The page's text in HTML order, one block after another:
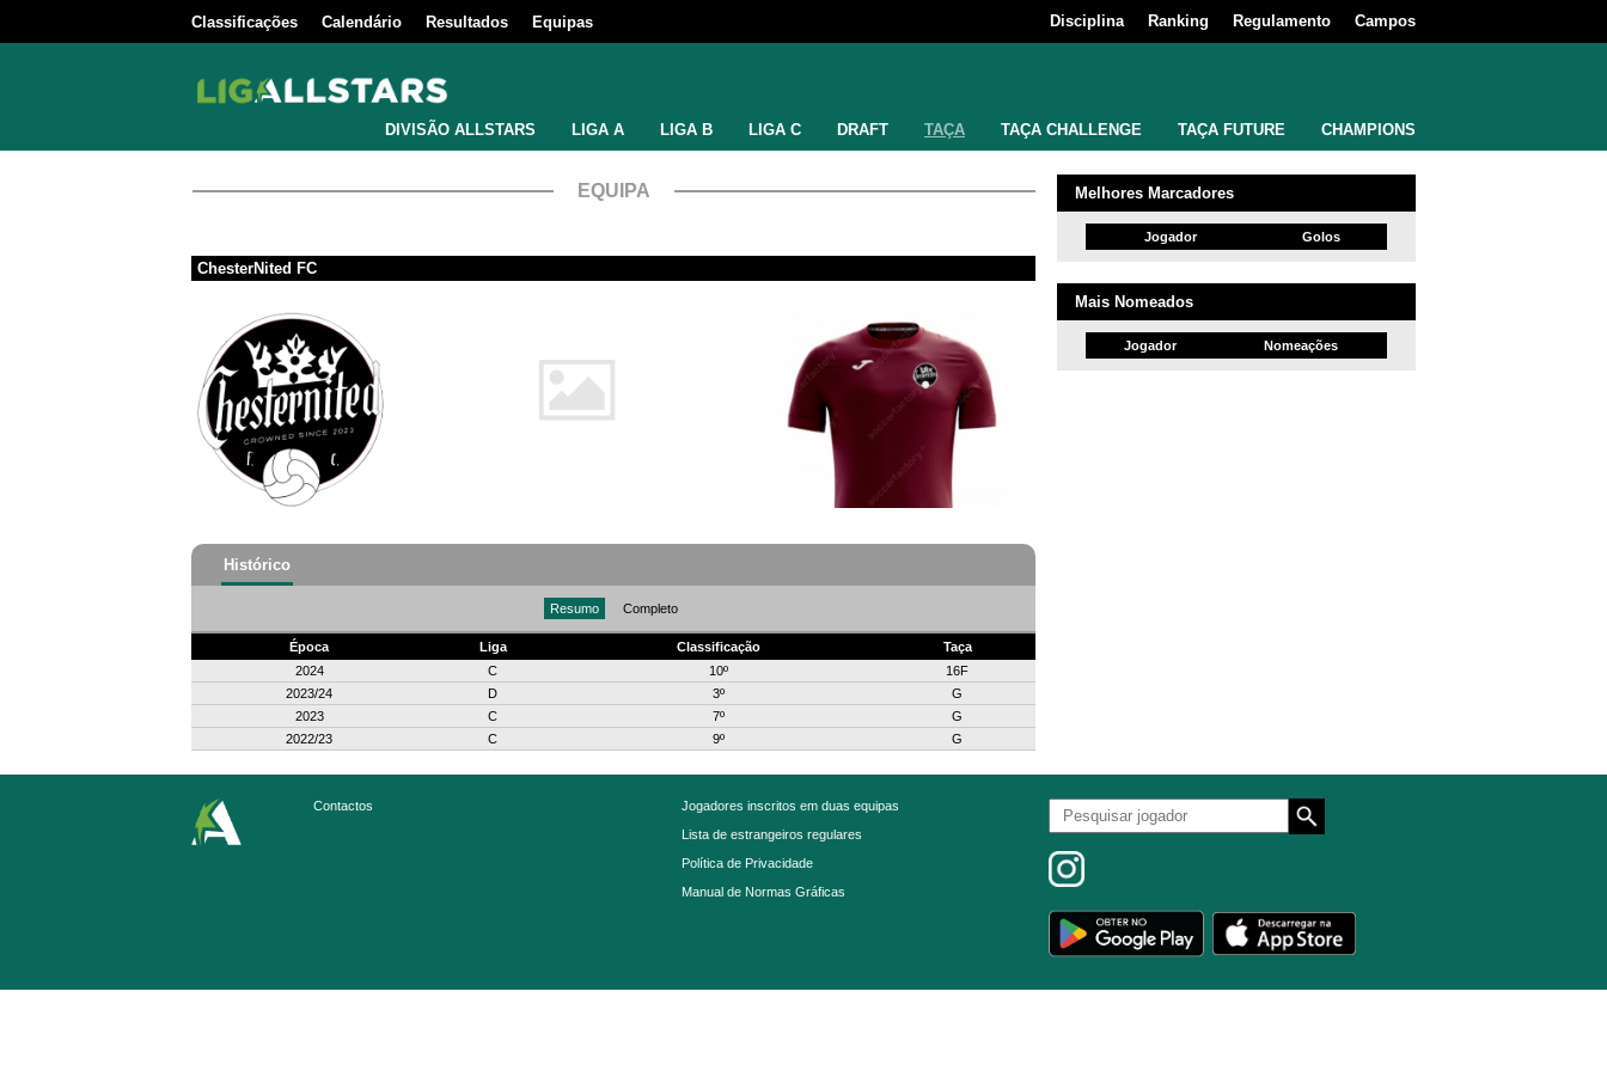
Classificações Calendário Resultados Equipas Disciplina Ranking Regulamento Campos
DIVISÃO ALLSTARS LIGA A LIGA B LIGA C DRAFT TAÇA TAÇA CHALLENGE TAÇA FUTURE CHAMPIONS
EQUIPA
ChesterNited FC
Histórico
Resumo Completo
Época Liga Classificação
Taça
2024
C 10º
16F
2023/24
D 3º
G
2023
C 7º
G
2022/23
C 9º G
Melhores Marcadores
Jogador Golos
Mais Nomeados
Jogador Nomeações
Contactos
Jogadores inscritos em duas equipas
Lista de estrangeiros regulares
Política de Privacidade
Manual de Normas Gráficas